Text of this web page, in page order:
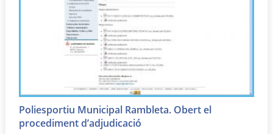
Poliesportiu Municipal Rambleta. Obert el
procediment d’adjudicació